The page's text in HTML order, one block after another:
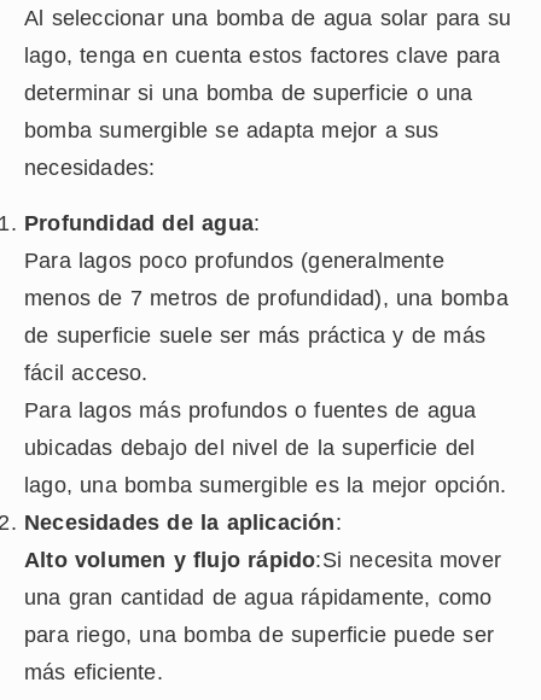
Al seleccionar una bomba de agua solar para su
lago, tenga en cuenta estos factores clave para
determinar si una bomba de superficie o una
bomba sumergible se adapta mejor a sus
necesidades:
Profundidad del agua:
Para lagos poco profundos (generalmente
menos de 7 metros de profundidad), una bomba
de superficie suele ser más práctica y de más
fácil acceso.
Para lagos más profundos o fuentes de agua
ubicadas debajo del nivel de la superficie del
lago, una bomba sumergible es la mejor opción.
Necesidades de la aplicación:
Alto volumen y flujo rápido:Si necesita mover
una gran cantidad de agua rápidamente, como
para riego, una bomba de superficie puede ser
más eficiente.